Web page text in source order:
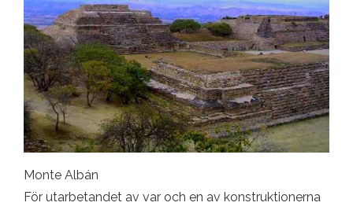
Monte Albán
För utarbetandet av var och en av konstruktionerna